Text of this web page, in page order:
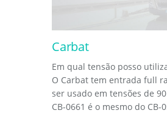
Carbat
Em qual tensão posso
O Carbat tem entrada full
ser usado em tensões de 90
CB-0661 é o mesmo do CB-